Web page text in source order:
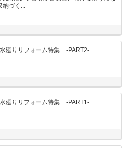
づく...
水廻りリフォーム特集 -PART2-
水廻りリフォーム特集 -PART1-